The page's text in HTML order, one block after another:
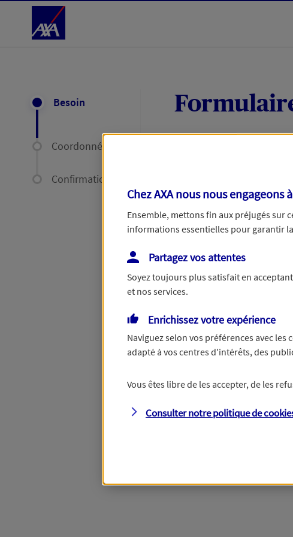
Accéder au Contenu
Besoin
Coordonnées
Confirmation
Votre message :
Vous disposez de droits sur les
Chez AXA nous nous
Ensemble, mettons fin aux préjugés sur
informations essentielles pour garantir
Partagez vos attentes
Soyez toujours plus satisfait en
et nos services.
Enrichissez votre expérience
Naviguez selon vos préférences avec les
adapté à vos centres d'intérêts, des
Vous êtes libre de les accepter, de les
Consulter notre politique de